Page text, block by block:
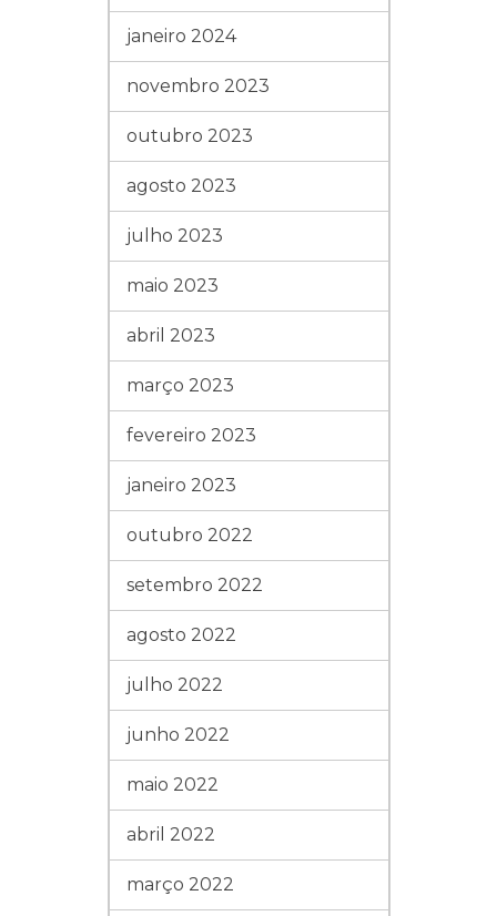
janeiro 2024
novembro 2023
outubro 2023
agosto 2023
julho 2023
maio 2023
abril 2023
março 2023
fevereiro 2023
janeiro 2023
outubro 2022
setembro 2022
agosto 2022
julho 2022
junho 2022
maio 2022
abril 2022
março 2022